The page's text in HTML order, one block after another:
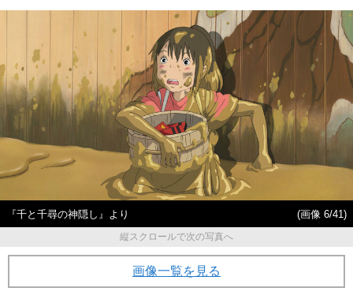
『千と千尋の神隠し』より
(画像 6/41)
縦スクロールで次の写真へ
画像一覧を見る